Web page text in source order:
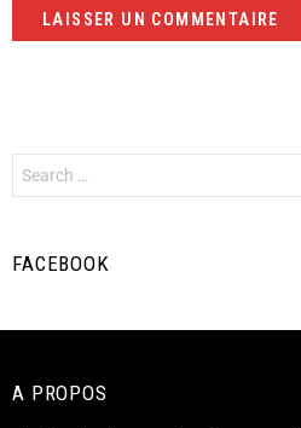
FACEBOOK
A PROPOS